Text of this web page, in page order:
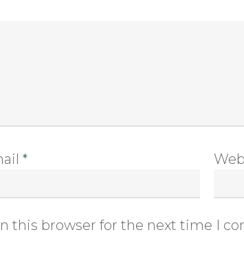
*
this browser for the next time I